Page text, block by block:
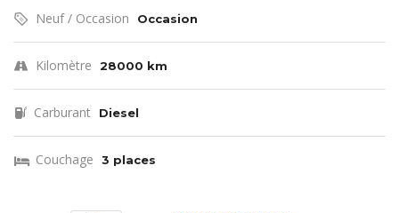
Neuf / Occasion Occasion
Kilomètre 28000 km
Carburant Diesel
Couchage 3 places